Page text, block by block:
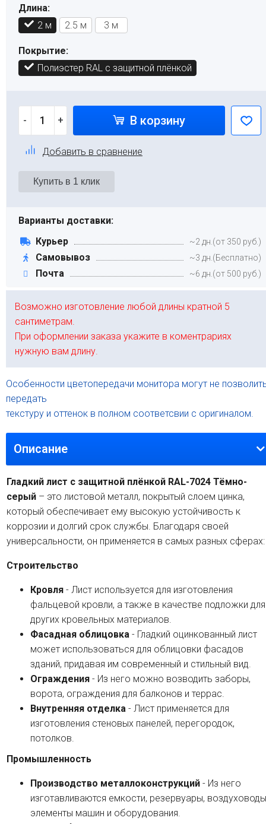
Длина:
2 м
2.5 м 3 м
Покрытие:
Полиэстер RAL с защитной плёнкой
- + В корзину
Добавить в сравнение
Варианты доставки:
Курьер
~2 дн.(от 350 руб.)
Самовывоз ~3 дн.(Бесплатно)
Почта ~6 дн.(от 500 руб.)
Возможно изготовление любой длины кратной 5
сантиметрам.
При оформлении заказа укажите в коментрариях
нужную вам длину.
Особенности цветопередачи монитора могут не
передать
текстуру и оттенок в полном соответсвии с оригиналом.
Описание
Гладкий лист с защитной плёнкой RAL-7024 Тёмно-
серый – это листовой металл, покрытый слоем цинка,
который обеспечивает ему высокую устойчивость к
коррозии и долгий срок службы. Благодаря своей
универсальности, он применяется в самых разных сферах:
Строительство
Кровля - Лист используется для изготовления
фальцевой кровли, а также в качестве подложки для
других кровельных материалов.
Фасадная облицовка - Гладкий оцинкованный лист
может использоваться для облицовки фасадов
зданий, придавая им современный и стильный вид.
Ограждения - Из него можно возводить заборы,
ворота, ограждения для балконов и террас.
Внутренняя отделка - Лист применяется для
изготовления стеновых панелей, перегородок,
потолков.
Промышленность
Производство металлоконструкций - Из него
изготавливаются емкости, резервуары,
элементы машин и оборудования.